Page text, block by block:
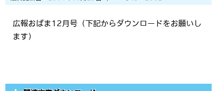
広報おばま12月号（下記からダウンロードをお願いし
ます）